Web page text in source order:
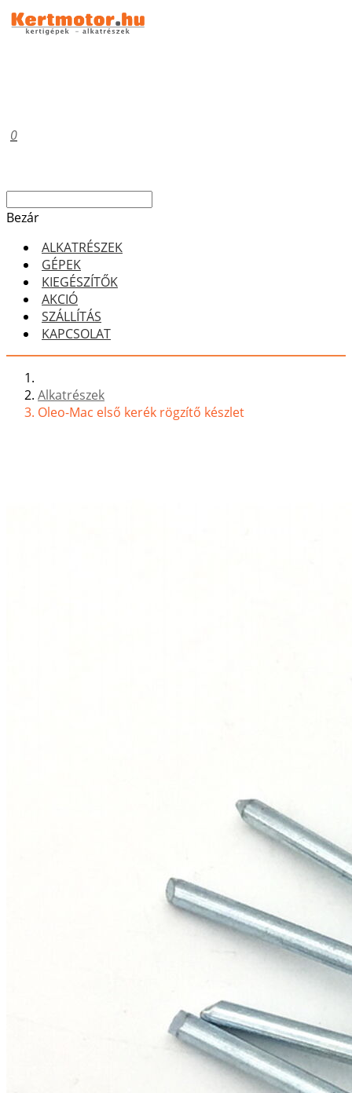
0
Bezár
ALKATRÉSZEK
GÉPEK
KIEGÉSZÍTŐK
AKCIÓ
SZÁLLÍTÁS
KAPCSOLAT
Alkatrészek
Oleo-Mac első kerék rögzítő készlet